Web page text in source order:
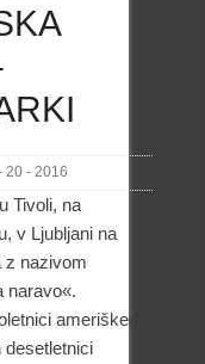
20 - 2016
Tivoli, na
v Ljubljani na
z nazivom
naravo«.
ameriškega
desetletnici